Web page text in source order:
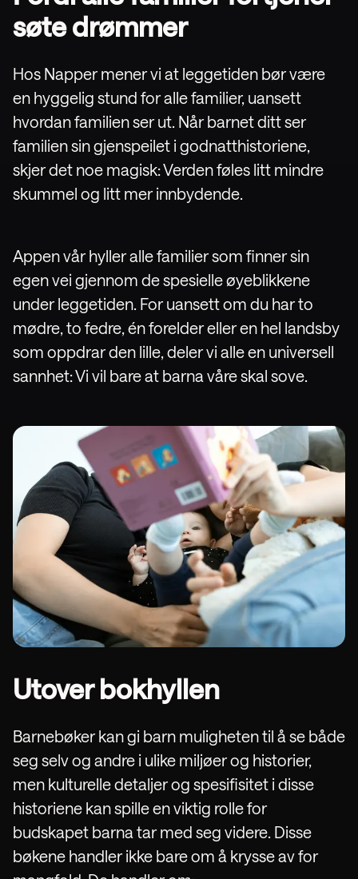
søte drømmer
Hos Napper mener vi at leggetiden bør være
en hyggelig stund for alle familier, uansett
hvordan familien ser ut. Når barnet ditt ser
familien sin gjenspeilet i godnatthistoriene,
skjer det noe magisk: Verden føles litt mindre
skummel og litt mer innbydende.
Appen vår hyller alle familier som finner sin
egen vei gjennom de spesielle øyeblikkene
under leggetiden. For uansett om du har to
mødre, to fedre, én forelder eller en hel landsby
som oppdrar den lille, deler vi alle en universell
sannhet: Vi vil bare at barna våre skal sove.
Utover bokhyllen
Barnebøker kan gi barn muligheten til å se både
seg selv og andre i ulike miljøer og historier,
men kulturelle detaljer og spesifisitet i disse
historiene kan spille en viktig rolle for
budskapet barna tar med seg videre. Disse
bøkene handler ikke bare om å krysse av for
Last ned Napper